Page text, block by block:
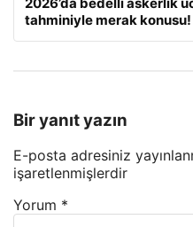
tahminiyle merak konusu!
Bir yanıt yazın
E-posta adresiniz
işaretlenmişlerdir
Yorum *